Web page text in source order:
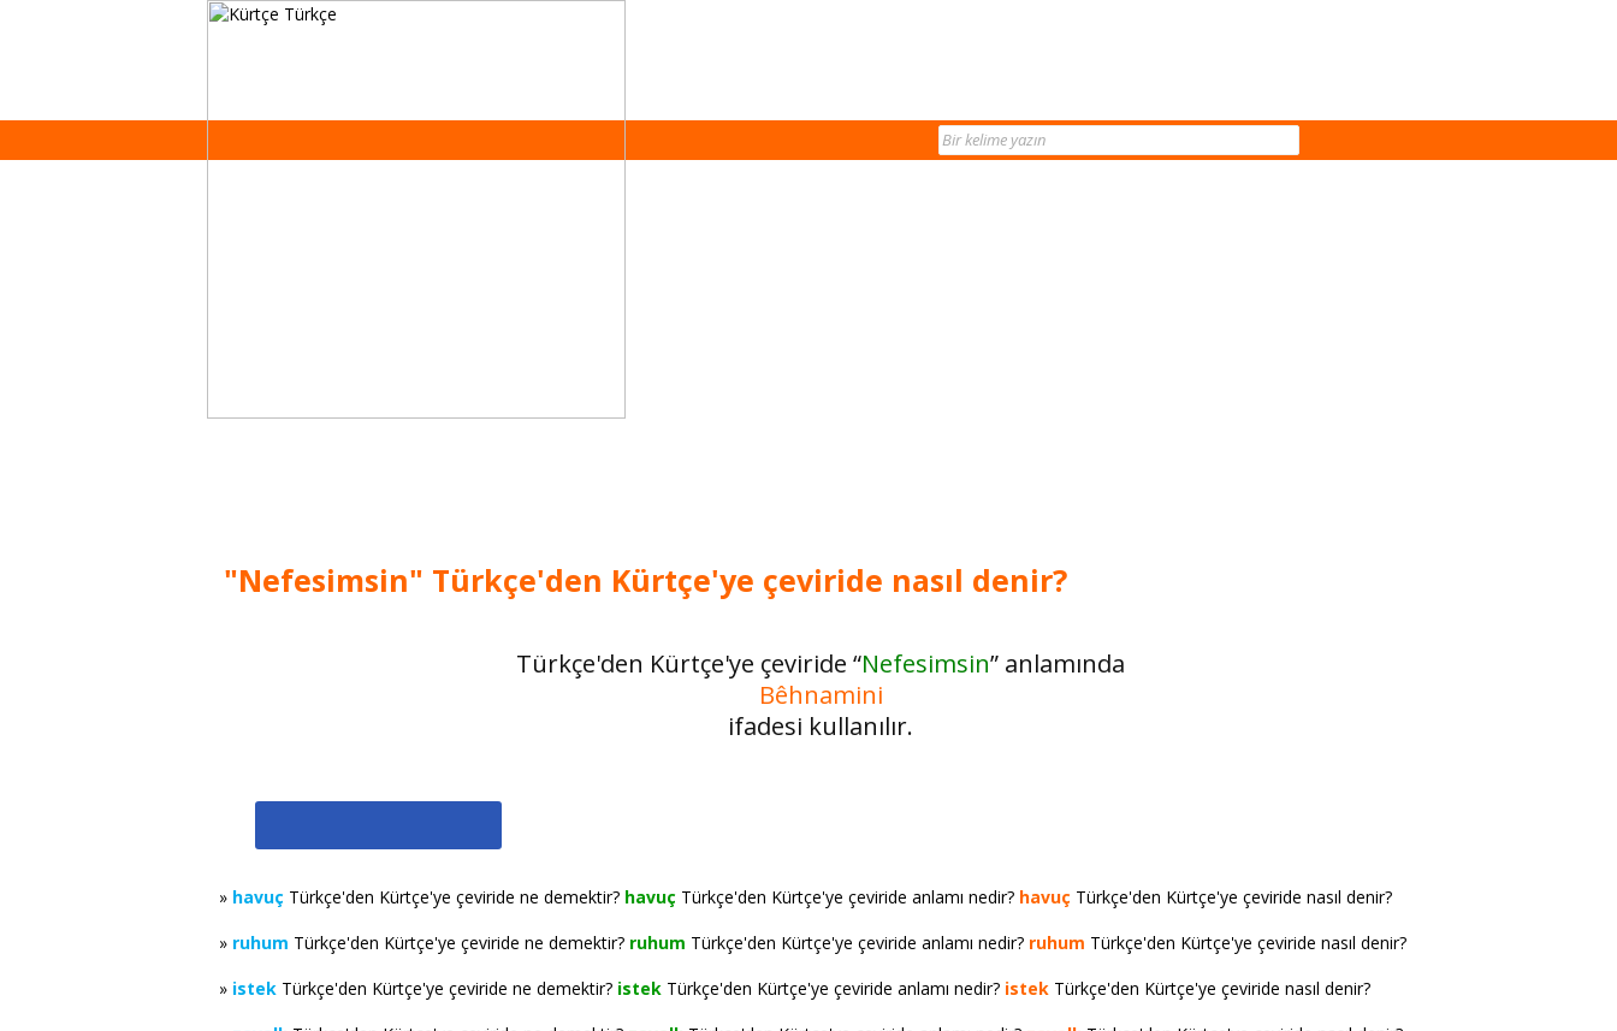
"Nefesimsin" Türkçe'den Kürtçe'ye çeviride nasıl denir?
Türkçe'den Kürtçe'ye çeviride “Nefesimsin” anlamında
Bêhnamini
ifadesi kullanılır.
» havuç Türkçe'den Kürtçe'ye çeviride ne demektir? havuç Türkçe'den Kürtçe'ye çeviride anlamı nedir? havuç Türkçe'den Kürtçe'ye çeviride nasıl denir?
» ruhum Türkçe'den Kürtçe'ye çeviride ne demektir? ruhum Türkçe'den Kürtçe'ye çeviride anlamı nedir? ruhum Türkçe'den Kürtçe'ye çeviride nasıl denir?
» istek Türkçe'den Kürtçe'ye çeviride ne demektir? istek Türkçe'den Kürtçe'ye çeviride anlamı nedir? istek Türkçe'den Kürtçe'ye çeviride nasıl denir?